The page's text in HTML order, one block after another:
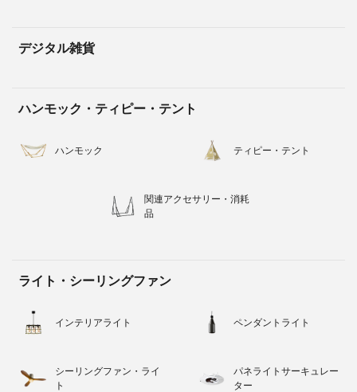
デジタル雑貨
ハンモック・ティピー・テント
ハンモック ティピー・テント
関連アクセサリー・消耗
品
ライト・シーリングファン
インテリアライト ペンダントライト
シーリングファン・ライ
ト
パネライトサーキュレー
ター